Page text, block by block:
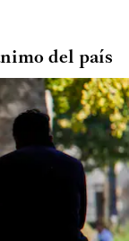
del país